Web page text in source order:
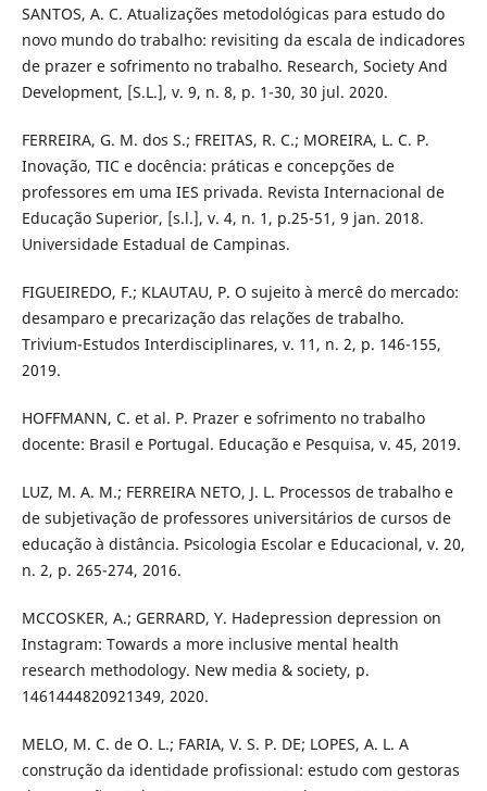
SANTOS, A. C. Atualizações metodológicas para estudo do
novo mundo do trabalho: revisiting da escala de indicadores
de prazer e sofrimento no trabalho. Research, Society And
Development, [S.L.], v. 9, n. 8, p. 1-30, 30 jul. 2020.
FERREIRA, G. M. dos S.; FREITAS, R. C.; MOREIRA, L. C. P.
Inovação, TIC e docência: práticas e concepções de
professores em uma IES privada. Revista Internacional de
Educação Superior, [s.l.], v. 4, n. 1, p.25-51, 9 jan. 2018.
Universidade Estadual de Campinas.
FIGUEIREDO, F.; KLAUTAU, P. O sujeito à mercê do mercado:
desamparo e precarização das relações de trabalho.
Trivium-Estudos Interdisciplinares, v. 11, n. 2, p. 146-155,
2019.
HOFFMANN, C. et al. P. Prazer e sofrimento no trabalho
docente: Brasil e Portugal. Educação e Pesquisa, v. 45, 2019.
LUZ, M. A. M.; FERREIRA NETO, J. L. Processos de trabalho e
de subjetivação de professores universitários de cursos de
educação à distância. Psicologia Escolar e Educacional, v. 20,
n. 2, p. 265-274, 2016.
MCCOSKER, A.; GERRARD, Y. Hadepression depression on
Instagram: Towards a more inclusive mental health
research methodology. New media & society, p.
1461444820921349, 2020.
MELO, M. C. de O. L.; FARIA, V. S. P. DE; LOPES, A. L. A
construção da identidade profissional: estudo com gestoras